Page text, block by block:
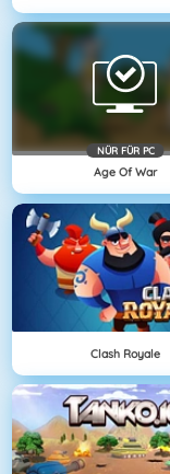
NÜR FÜR PC
Age Of War
Clash Royale